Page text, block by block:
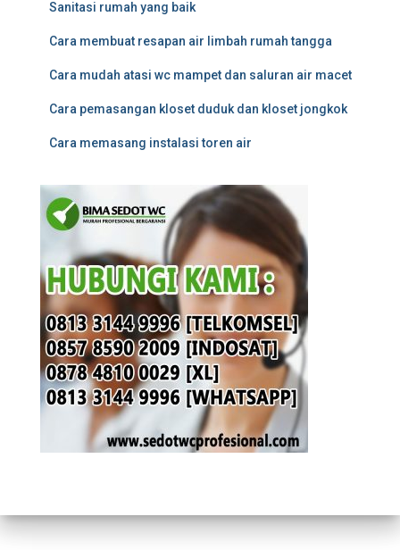
Sanitasi rumah yang baik
Cara membuat resapan air limbah rumah tangga
Cara mudah atasi wc mampet dan saluran air macet
Cara pemasangan kloset duduk dan kloset jongkok
Cara memasang instalasi toren air